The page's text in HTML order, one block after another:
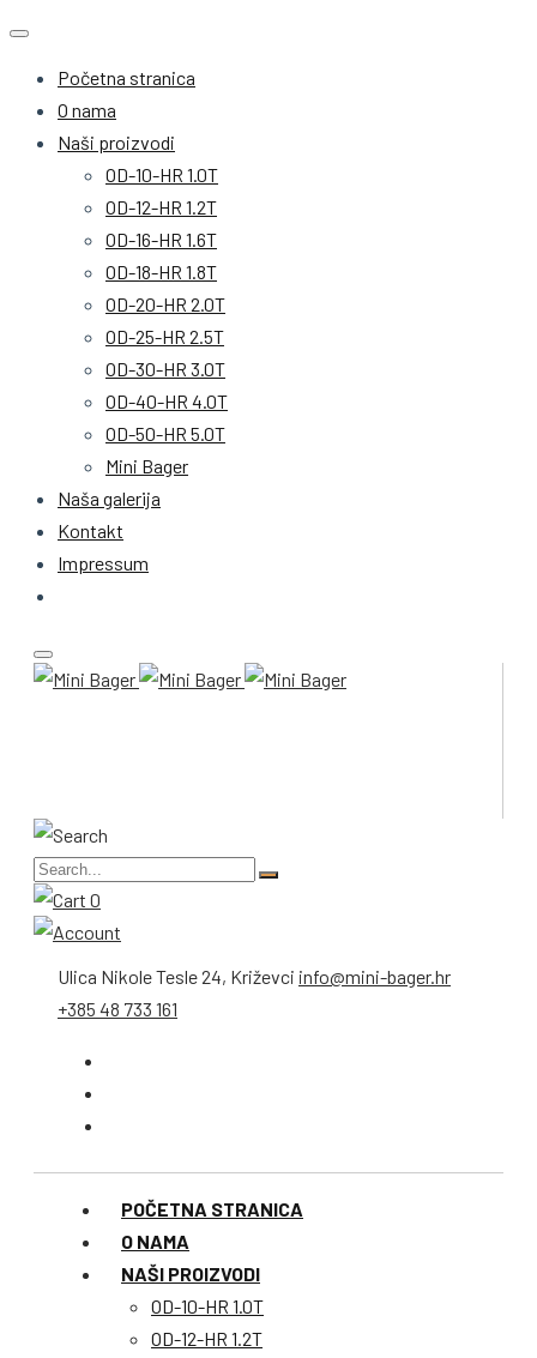
Početna stranica
O nama
Naši proizvodi
OD-10-HR 1.0T
OD-12-HR 1.2T
OD-16-HR 1.6T
OD-18-HR 1.8T
OD-20-HR 2.0T
OD-25-HR 2.5T
OD-30-HR 3.0T
OD-40-HR 4.0T
OD-50-HR 5.0T
Mini Bager
Naša galerija
Kontakt
Impressum
0
Ulica Nikole Tesle 24, Križevci info@mini-bager.hr
+385 48 733 161
POČETNA STRANICA
O NAMA
NAŠI PROIZVODI
OD-10-HR 1.0T
OD-12-HR 1.2T